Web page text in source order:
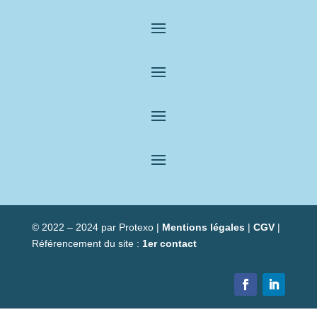
© 2022 – 2024 par Protexo | Mentions légales| CGV |
Référencement du site : 1er contact